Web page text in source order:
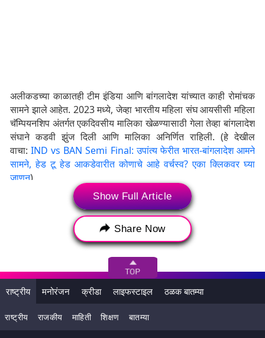
अलीकडच्या काळातही टीम इंडिया आणि बांगलादेश यांच्यात काही रोमांचक
सामने झाले आहेत. 2023 मध्ये, जेव्हा भारतीय महिला संघ आयसीसी महिला
चॅम्पियनशिप अंतर्गत एकदिवसीय मालिका खेळण्यासाठी गेला तेव्हा बांगलादेश
संघाने कडवी झुंज दिली आणि मालिका अनिर्णित राहिली. (हे देखील
वाचा:IND vs BAN Semi Final: उपांत्य फेरीत भारत-बांगलादेश आमने
सामने, हेड टू हेड आकडेवारीत कोणाचे आहे वर्चस्व? एका क्लिकवर घ्या
जाणून)
सर्वांच्या नजरा असतील या दिग्गज खेळाडूंवर
टीम इंडियाची स्फोटक सलामीवीर फलंदाज शेफाली वर्मा या आशिया चषकात
आतापर्यंत सर्वाधिक धावा करणाऱ्यांमध्ये दुसऱ्या स्थानावर आहे. शेफाली वर्माने
आतापर्यंत या स्पर्धेत 166.1 च्या स्ट्राईक रेटने 158 धावा केल्या आहेत.
शेफाली वर्माने नेपाळविरुद्ध 81 धावांची शानदार खेळी केली.
Show Full Article
Share Now
राष्ट्रीय मनोरंजन क्रीडा लाइफस्टाइल ठळक बातम्या
राष्ट्रीय राजकीय माहिती शिक्षण बातम्या